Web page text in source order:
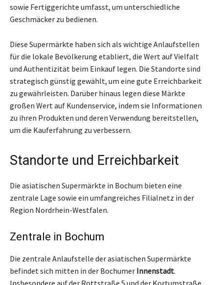
sowie Fertiggerichte umfasst, um unterschiedliche
Geschmäcker zu bedienen.
Diese Supermärkte haben sich als wichtige Anlaufstellen
für die lokale Bevölkerung etabliert, die Wert auf Vielfalt
und Authentizität beim Einkauf legen. Die Standorte sind
strategisch günstig gewählt, um eine gute Erreichbarkeit
zu gewährleisten. Darüber hinaus legen diese Märkte
großen Wert auf Kundenservice, indem sie Informationen
zu ihren Produkten und deren Verwendung bereitstellen,
um die Kauferfahrung zu verbessern.
Standorte und Erreichbarkeit
Die asiatischen Supermärkte in Bochum bieten eine
zentrale Lage sowie ein umfangreiches Filialnetz in der
Region Nordrhein-Westfalen.
Zentrale in Bochum
Die zentrale Anlaufstelle der asiatischen Supermärkte
befindet sich mitten in der Bochumer Innenstadt.
Insbesondere auf der Rottstraße 5 und der Kortumstraße